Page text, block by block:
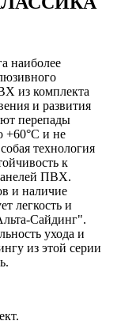
наиболее
из комплекта
и развития
перепады
+60°С и не
технология
к
ПВХ.
и наличие
легкость и
Сайдинг".
ухода и
из этой серии